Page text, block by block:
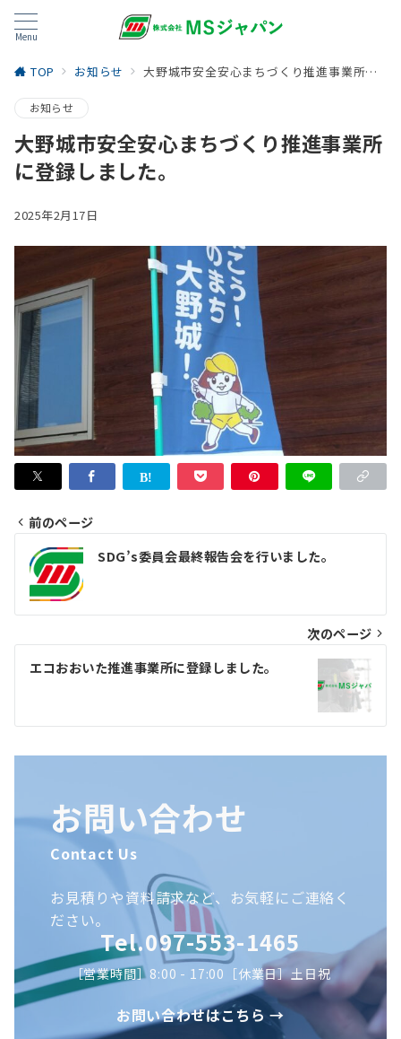
Menu
TOP お知らせ 大野城市安全安心まちづくり推進事業所に登録しました。
お知らせ
大野城市安全安心まちづくり推進事業所
に登録しました。
2025年2月17日
稿
ナ
ビ
ゲ
シ
ョ
前のページ
SDG’s委員会最終報告会を行いました。
次のページ
エコおおいた推進事業所に登録しました。
お問い合わせ
Contact Us
お見積りや資料請求など、お気軽にご連絡く
ださい。
Tel.097-553-1465
［営業時間］8:00 - 17:00［休業日］土日祝
お問い合わせはこちら →